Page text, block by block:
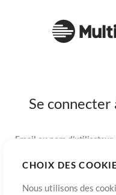
CHOIX DES
Nous utilisons des
Se
Email ou nom d'utilisateur